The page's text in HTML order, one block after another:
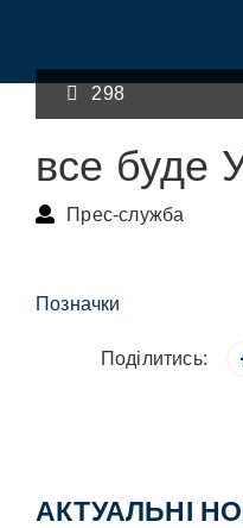
298
все буде
Прес-служба
Позначки
Поділитись:
АКТУАЛЬНІ